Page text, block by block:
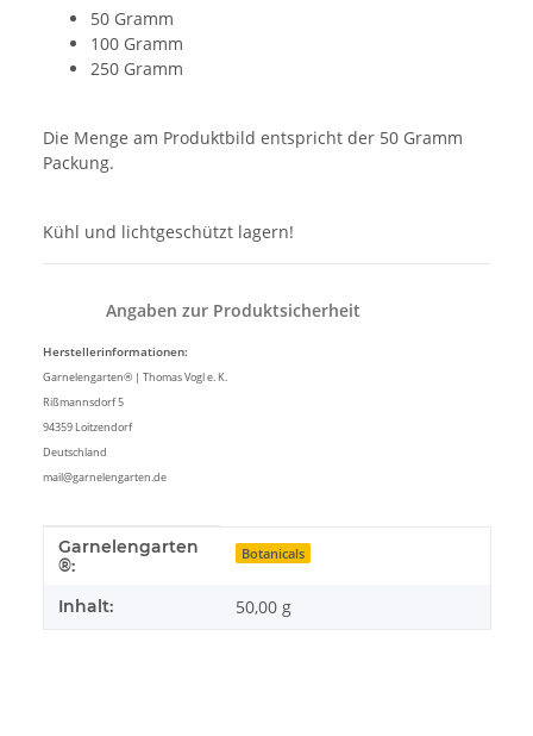
50 Gramm
100 Gramm
250 Gramm
Die Menge am Produktbild entspricht der 50 Gramm
Packung.
Kühl und lichtgeschützt lagern!
Angaben zur Produktsicherheit
Herstellerinformationen:
Garnelengarten® | Thomas Vogl e. K.
Rißmannsdorf 5
94359 Loitzendorf
Deutschland
mail@garnelengarten.de
Produkteigenschaft
Wert
Garnelengarten
®:
Botanicals
Inhalt: 50,00 g